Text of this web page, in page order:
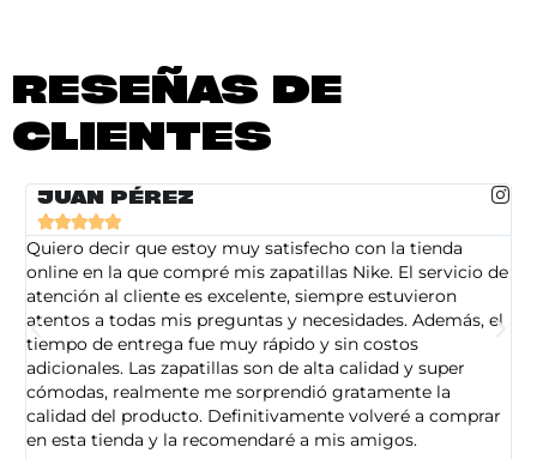
RESEÑAS DE
CLIENTES
JUAN PÉREZ

Quiero decir que estoy muy satisfecho con la tienda
online en la que compré mis zapatillas Nike. El servicio de
atención al cliente es excelente, siempre estuvieron
atentos a todas mis preguntas y necesidades. Además, el
tiempo de entrega fue muy rápido y sin costos
adicionales. Las zapatillas son de alta calidad y super
cómodas, realmente me sorprendió gratamente la
calidad del producto. Definitivamente volveré a comprar
en esta tienda y la recomendaré a mis amigos.